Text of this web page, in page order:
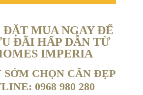
MUA NGAY ĐỂ
ĐÃI HẤP DẪN TỪ
IMPERIA
CHỌN CĂN ĐẸP
0968 980 280